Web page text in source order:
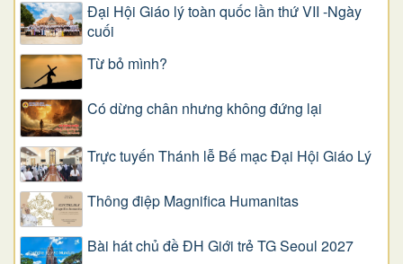
Đại Hội Giáo lý toàn quốc lần thứ VII -Ngày
cuối
Từ bỏ mình?
Có dừng chân nhưng không đứng lại
Trực tuyến Thánh lễ Bế mạc Đại Hội Giáo Lý
Thông điệp Magnifica Humanitas
Bài hát chủ đề ĐH Giới trẻ TG Seoul 2027